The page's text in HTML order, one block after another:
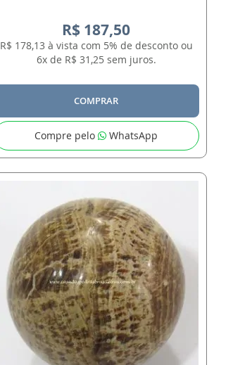
R$ 187,50
R$ 178,13 à vista com 5% de desconto ou
6x de R$ 31,25 sem juros.
COMPRAR
Compre pelo WhatsApp